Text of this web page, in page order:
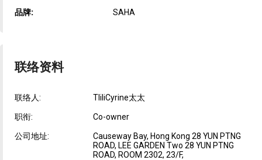
品牌: SAHA
联络资料
联络人: TliliCyrine太太
职衔: Co-owner
公司地址:
Causeway Bay, Hong Kong 28 YUN PTNG
ROAD, LEE GARDEN Two 28 YUN PTNG
ROAD, ROOM 2302, 23/F,